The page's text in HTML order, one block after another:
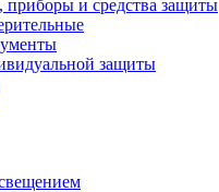
и средства защиты
защиты